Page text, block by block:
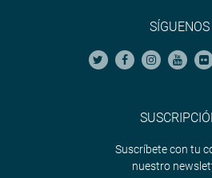
SÍGUENOS
Suscríbete con tu
nuestro